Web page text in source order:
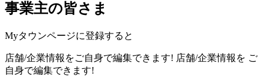
事業主の皆さま
Myタウンページに登録すると
店舗/企業情報をご自身で編集できます! 店舗/企業情報を ご
自身で編集できます!